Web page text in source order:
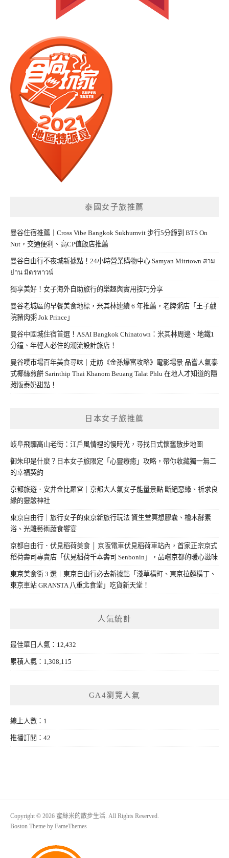
泰國女子旅推薦
曼谷住宿推薦｜Cross Vibe Bangkok Sukhumvit 步行5分鐘到 BTS On
Nut，交通便利、高CP值飯店推薦
曼谷自由行不夜城新據點！24小時營業購物中心 Samyan Mitrtown สาม
ย่าน มิตรทาวน์
獨享美好！女子海外自助旅行的樂趣與實用技巧分享
曼谷老城區的早餐美食地標，米其林連續 6 年推薦，老牌粥店「王子戲
院豬肉粥 Jok Prince」
曼谷中國城住宿首選！ASAI Bangkok Chinatown：米其林周邊、地鐵1
分鐘、年輕人必住的潮流設計旅店！
曼谷噗市場百年美食尋味｜走訪《金孫爆富攻略》電影場景 品嘗人氣泰
式椰絲煎餅 Sarinthip Thai Khanom Beuang Talat Phlu 在地人才知道的隱
藏版泰奶甜點！
日本女子旅推薦
岐阜飛驒高山老街：江戶風情裡的慢時光，尋找日式懷舊散步地圖
御朱印是什麼？日本女子旅限定「心靈療癒」攻略，帶你收藏獨一無二
的幸福契約
京都旅遊．安井金比羅宮｜京都大人氣女子能量景點 斷絕惡緣、祈求良
緣的靈驗神社
東京自由行｜旅行女子的東京新旅行玩法 資生堂冥想膠囊、檜木酵素
浴、光雕藝術蔬食饗宴
京都自由行．伏見稻荷美食 │ 京阪電車伏見稻荷車站內，首家正宗京式
稻荷壽司專賣店「伏見稻荷千本壽司 Senbonin」，品嚐京都的暖心滋味
東京美食街 3 選｜東京自由行必去新據點「淺草橫町、東京拉麵橫丁、
東京車站 GRANSTA 八重北食堂」吃貨新天堂！
人氣統計
最佳單日人氣：12,432
累積人氣：1,308,115
GA4瀏覽人氣
線上人數：1
推播訂閱：42
Copyright © 2026 蜜絲米的散步生活. All Rights Reserved.
Boston Theme by FameThemes